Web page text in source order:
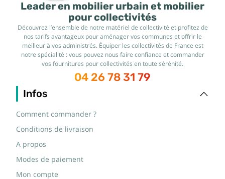
Leader en mobilier urbain et mobilier
pour collectivités
Découvrez l’ensemble de notre matériel de collectivité et profitez de
nos tarifs avantageux pour aménager vos communes et offrir le
meilleur à vos administrés. Équiper les collectivités de France est
notre spécialité : vous pouvez nous faire confiance et commander
vos fournitures pour collectivités en toute sérénité.
04 26 78 31 79
Infos
Comment commander ?
Conditions de livraison
A propos
Modes de paiement
Mon compte